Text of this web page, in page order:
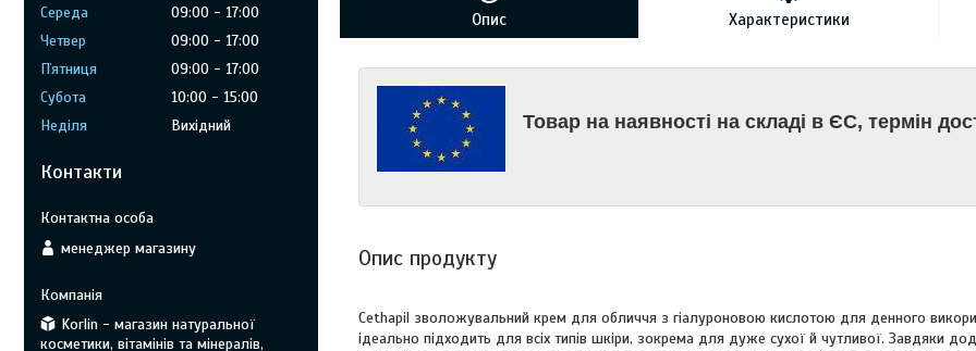
Опис Характеристики
Товар на наявності на складі в ЄС, термін
Опис продукту
Cethapil зволожувальний крем для обличчя з гіалуроновою кислотою для денного
ідеально підходить для всіх типів шкіри, зокрема для дуже сухої й чутливої. Завдяки
Середа
09:00
17:00
Четвер
09:00
17:00
Пʼятниця
09:00
17:00
Субота
10:00
15:00
Неділя
Вихідний
Контакти
менеджер магазину
Korlin - магазин натуральної
косметики, вітамінів та мінералів,